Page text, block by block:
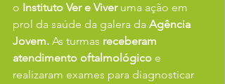
o Instituto Ver e Viver uma ação em
prol da saúde da galera da Agência
Jovem. As turmas receberam
atendimento oftalmológico e
realizaram exames para diagnosticar